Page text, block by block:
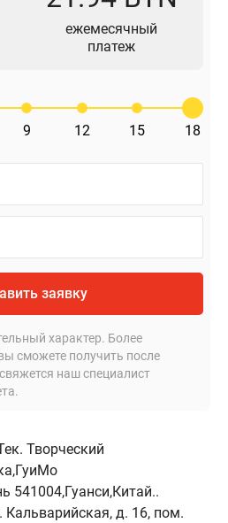
ежемесячный
платеж
18
15
12
9
заявку
характер. Более
сможете получить после
наш специалист
Творческий
541004,Гуанси,Китай..
Кальварийская, д. 16, пом.